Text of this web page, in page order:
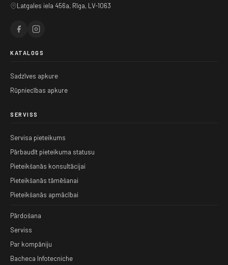
Latgales iela 456a, Rīga, LV-1063
KATALOGS
Sadzīves apkure
Rūpniecības apkure
SERVISS
Servisa pieteikums
Pārbaudīt pieteikuma statusu
Pieteikšanās konsultācijai
Pieteikšanās tāmēšanai
Pieteikšanās apmācībai
Pārdošana
Serviss
Par kompāniju
Bacheca Infotecniche